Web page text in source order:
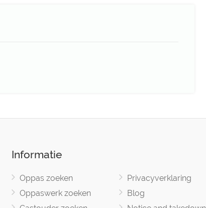
Informatie
Oppas zoeken
Oppaswerk zoeken
Privacyverklaring
Blog